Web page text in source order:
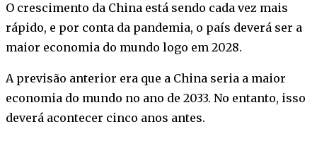
O crescimento da China está sendo cada vez mais
rápido, e por conta da pandemia, o país deverá ser a
maior economia do mundo logo em 2028.
A previsão anterior era que a China seria a maior
economia do mundo no ano de 2033. No entanto, isso
deverá acontecer cinco anos antes.